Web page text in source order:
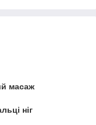
масаж
ніг